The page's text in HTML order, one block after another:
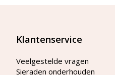
Klantenservice
Veelgestelde vragen
Sieraden onderhouden